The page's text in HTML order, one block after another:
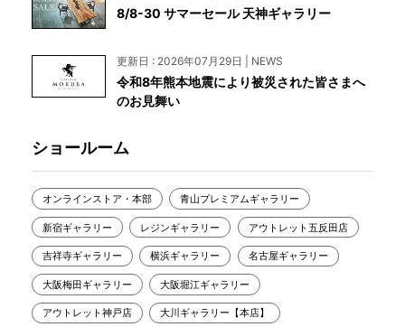
8/8-30 サマーセール 天神ギャラリー
更新日 : 2026年07月29日 | NEWS
令和8年熊本地震により被災された皆さまへ
のお見舞い
ショールーム
オンラインストア・本部 青山プレミアムギャラリー
新宿ギャラリー レジンギャラリー アウトレット五反田店
吉祥寺ギャラリー 横浜ギャラリー 名古屋ギャラリー
大阪梅田ギャラリー 大阪堀江ギャラリー
アウトレット神戸店 大川ギャラリー【本店】